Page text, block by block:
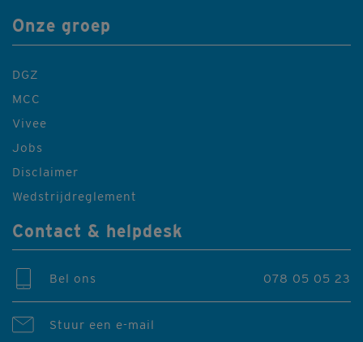
Onze groep
DGZ
MCC
Vivee
Jobs
Disclaimer
Wedstrijdreglement
Contact & helpdesk
Bel ons 078 05 05 23
Stuur een e-mail